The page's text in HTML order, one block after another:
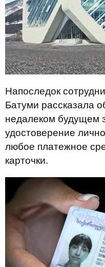
Напоследок
Батуми рассказала
недалеком будущем
удостоверение
любое платежное
карточки.